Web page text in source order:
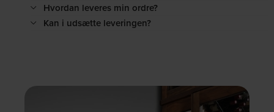
Hvordan leveres min ordre?
Kan i udsætte leveringen?